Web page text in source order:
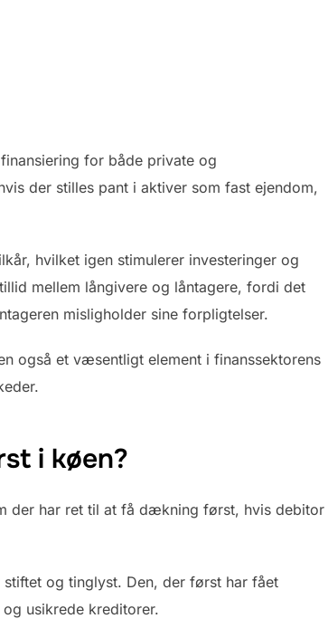
for både private og
der stilles pant i aktiver som fast ejendom,
hvilket igen stimulerer investeringer og
mellem långivere og låntagere, fordi det
misligholder sine forpligtelser.
også et væsentligt element i finanssektorens
i køen?
der har ret til at få dækning først, hvis debitor
og tinglyst. Den, der først har fået
usikrede kreditorer.